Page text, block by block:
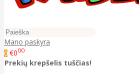
Mano paskyra
0 €000
Prekių krepšelis tuščias!